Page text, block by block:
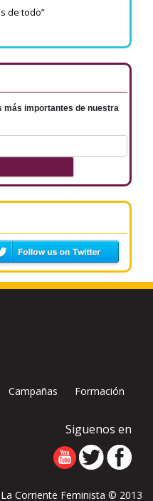
de todo”
más importantes de nuestra
Campañas
Formación
Siguenos en
Corriente Feminista © 2013